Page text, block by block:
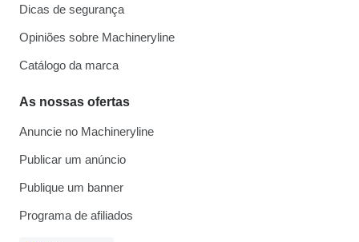
Dicas de segurança
Opiniões sobre Machineryline
Catálogo da marca
As nossas ofertas
Anuncie no Machineryline
Publicar um anúncio
Publique um banner
Programa de afiliados